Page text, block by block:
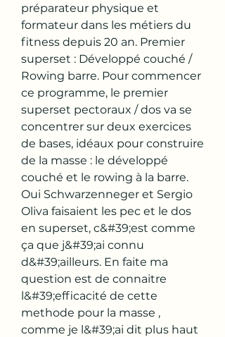
préparateur physique et
formateur dans les métiers du
fitness depuis 20 an. Premier
superset : Développé couché /
Rowing barre. Pour commencer
ce programme, le premier
superset pectoraux / dos va se
concentrer sur deux exercices
de bases, idéaux pour construire
de la masse : le développé
couché et le rowing à la barre.
Oui Schwarzenneger et Sergio
Oliva faisaient les pec et le dos
en superset, c&#39;est comme
ça que j&#39;ai connu
d&#39;ailleurs. En faite ma
question est de connaitre
l&#39;efficacité de cette
methode pour la masse ,
comme je l&#39;ai dit plus haut